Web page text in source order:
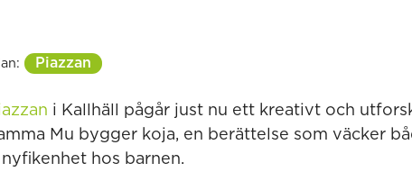
Piazzan
i Kallhäll pågår just nu ett kreativt och
Mu bygger koja, en berättelse som väcker
hos barnen.